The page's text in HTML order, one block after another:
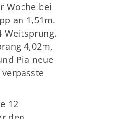
Woche bei
an 1,51m.
Weitsprung.
4,02m,
Pia neue
12